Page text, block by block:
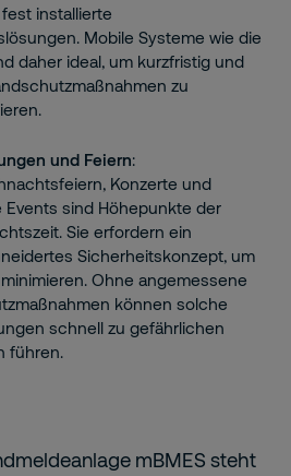
installierte
Mobile Systeme wie die
daher ideal, um kurzfristig und
zu
und Feiern:
Konzerte und
sind Höhepunkte der
Sie erfordern ein
Sicherheitskonzept, um
Ohne angemessene
können solche
schnell zu gefährlichen
führen.
mBMES steht